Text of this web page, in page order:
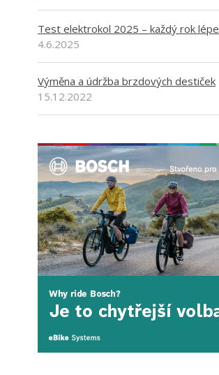
Test elektrokol 2025 – každý rok lépe
4.6.2025
Výměna a údržba brzdových destiček
15.12.2022